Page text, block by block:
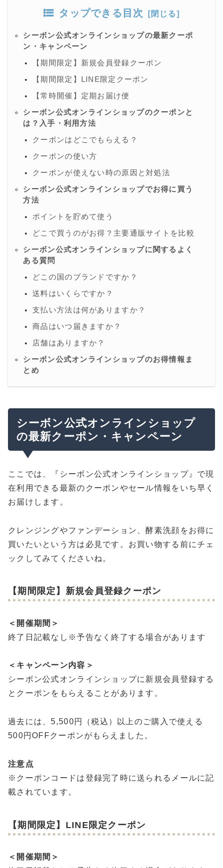
タップできる目次
シーボン公式オンラインショップの最新クーポ
ン・キャンペーン
【期間限定】新規会員登録クーポン
【期間限定】LINE限定クーポン
【常時開催】定期お届け便
シーボン公式オンラインショップのクーポンと
は？入手・利用方法
クーポンはどこでもらえる？
クーポンの使い方
クーポンが使えない時の原因と対処法
シーボン公式オンラインショップでお得に買う
方法
ポイントを貯めて使う
どこで買うのがお得？主要通販サイトを比較
シーボン公式オンラインショップに関するよく
ある質問
どこの国のブランドですか？
送料はいくらですか？
支払い方法は何がありますか？
商品はいつ届きますか？
店舗はありますか？
シーボン公式オンラインショップのお得情報ま
とめ
シーボン公式オンラインショップ
の最新クーポン・キャンペーン
ここでは、『シーボン公式オンラインショップ』で現
在利用できる最新のクーポンやセール情報をいち早く
お届けします。
クレンジングやファンデーション、酵素洗顔をお得に
買いたいという方は必見です。お買い物する前にチェ
ックしてみてくださいね。
【期間限定】新規会員登録クーポン
＜開催期間＞
終了日記載なし※予告なく終了する場合があります
＜キャンペーン内容＞
シーボン公式オンラインショップに新規会員登録する
とクーポンをもらえることがあります。
過去には、5,500円（税込）以上のご購入で使える
500円OFFクーポンがもらえました。
注意点
※クーポンコードは登録完了時に送られるメールに記
載されています。
【期間限定】LINE限定クーポン
＜開催期間＞